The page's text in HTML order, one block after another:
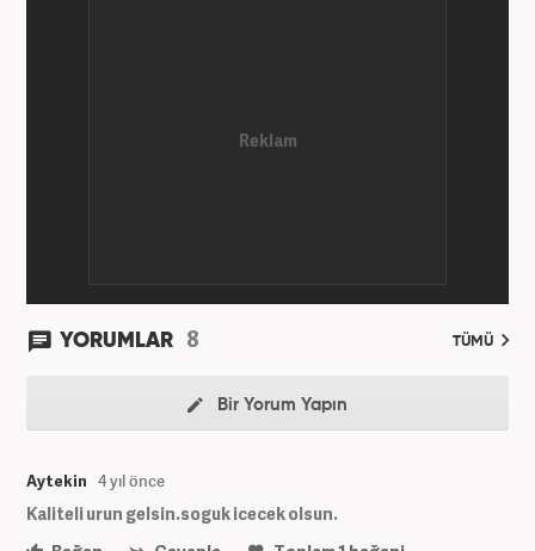
YORUMLAR 8 TÜMÜ
Bir Yorum Yapın
Aytekin 4 yıl önce
Kaliteli urun gelsin.soguk icecek olsun.